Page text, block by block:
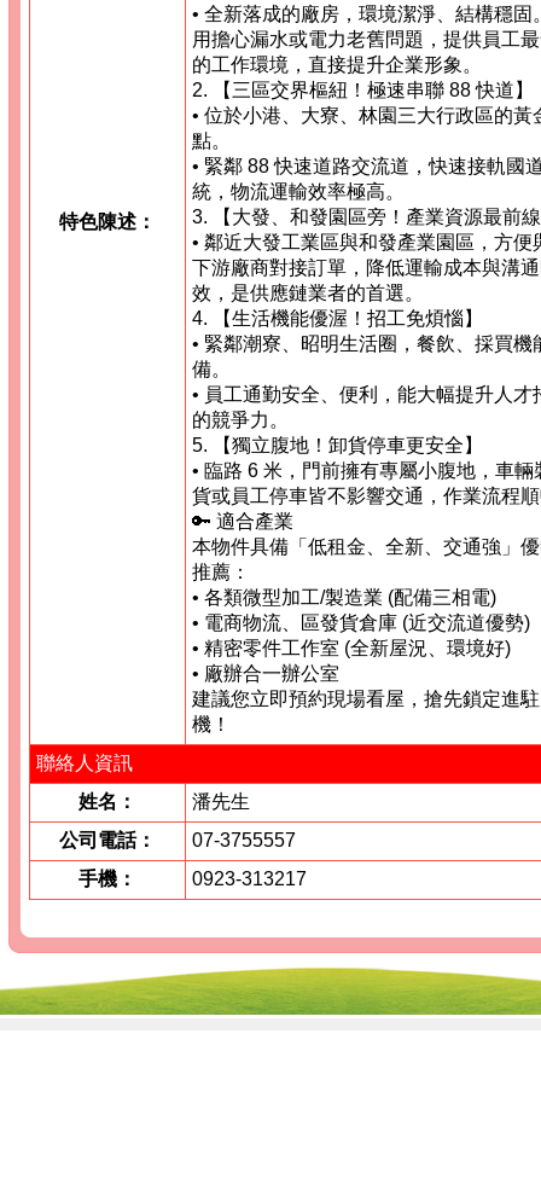
特色陳述：
• 全新落成的廠房，環境潔淨、結構穩固
用擔心漏水或電力老舊問題，提供員工
的工作環境，直接提升企業形象。
2. 【三區交界樞紐！極速串聯 88 快道】
• 位於小港、大寮、林園三大行政區的黃
點。
• 緊鄰 88 快速道路交流道，快速接軌國
統，物流運輸效率極高。
3. 【大發、和發園區旁！產業資源最前
• 鄰近大發工業區與和發產業園區，方便
下游廠商對接訂單，降低運輸成本與溝
效，是供應鏈業者的首選。
4. 【生活機能優渥！招工免煩惱】
• 緊鄰潮寮、昭明生活圈，餐飲、採買機
備。
• 員工通勤安全、便利，能大幅提升人才
的競爭力。
5. 【獨立腹地！卸貨停車更安全】
• 臨路 6 米，門前擁有專屬小腹地，車輛
貨或員工停車皆不影響交通，作業流程
🔑 適合產業
本物件具備「低租金、全新、交通強」
推薦：
• 各類微型加工/製造業 (配備三相電)
• 電商物流、區發貨倉庫 (近交流道優勢)
• 精密零件工作室 (全新屋況、環境好)
• 廠辦合一辦公室
建議您立即預約現場看屋，搶先鎖定進
機！
聯絡人資訊
姓名：
潘先生
公司電話：
07-3755557
手機：
0923-313217